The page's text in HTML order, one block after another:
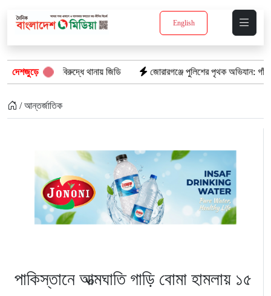
English
দেশজুড়ে
বিরুদ্ধে থানায় জিডি জোরারগঞ্জে পুলিশের পৃথক অভিযান: গাঁজাসহ
/ আন্তর্জাতিক
পাকিস্তানে আত্মঘাতি গাড়ি বোমা হামলায় ১৫